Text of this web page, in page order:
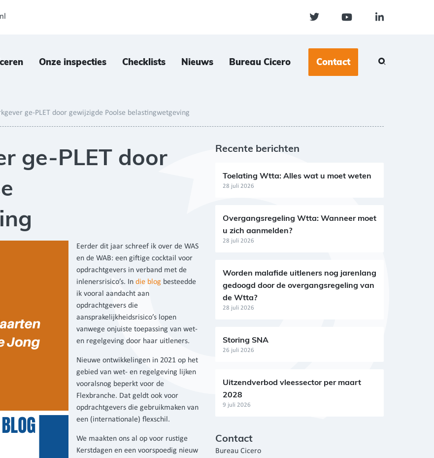
Onze inspecties Checklists Nieuws Bureau Cicero Contact
ge-PLET door gewijzigde Poolse belastingwetgeving
ge-PLET door
Eerder dit jaar schreef ik over de WAS
en de WAB: een giftige cocktail voor
opdrachtgevers in verband met de
inlenersrisico’s. In die blog besteedde
ik vooral aandacht aan
opdrachtgevers die
aansprakelijkheidsrisico’s lopen
vanwege onjuiste toepassing van wet-
en regelgeving door haar uitleners.
Nieuwe ontwikkelingen in 2021 op het
gebied van wet- en regelgeving lijken
vooralsnog beperkt voor de
Flexbranche. Dat geldt ook voor
opdrachtgevers die gebruikmaken van
een (internationale) flexschil.
We maakten ons al op voor rustige
Kerstdagen en een voorspoedig nieuw
Recente berichten
Toelating Wtta: Alles wat u moet weten
28 juli 2026
Overgangsregeling Wtta: Wanneer moet
u zich aanmelden?
28 juli 2026
Worden malafide uitleners nog jarenlang
gedoogd door de overgangsregeling van
de Wtta?
28 juli 2026
Storing SNA
26 juli 2026
Uitzendverbod vleessector per maart
2028
9 juli 2026
Contact
Bureau Cicero